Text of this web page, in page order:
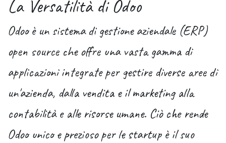
La Versatilità di Odoo
Odoo è un sistema di gestione aziendale (ERP)
open source che offre una vasta gamma di
applicazioni integrate per gestire diverse aree di
un'azienda, dalla vendita e il marketing alla
contabilità e alle risorse umane. Ciò che rende
Odoo unico e prezioso per le startup è il suo